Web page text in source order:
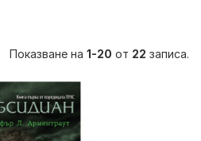
Показване на 1-20 от 22 записа.